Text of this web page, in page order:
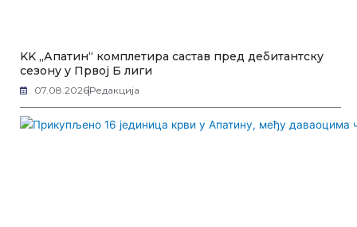
KK „Апатин“ комплетира састав пред дебитантску
сезону у Првој Б лиги
07.08.2026Редакција